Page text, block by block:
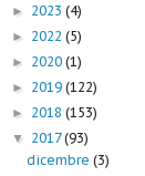
► 2023 (4)
► 2022 (5)
► 2020 (1)
► 2019 (122)
► 2018 (153)
▼ 2017(93)
dicembre(3)